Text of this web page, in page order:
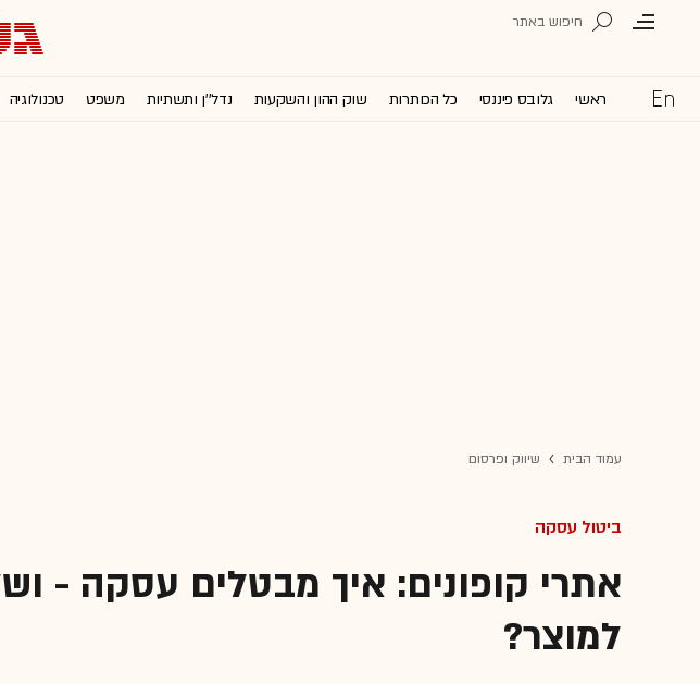
ראשי גלובס פיננסי כל הכותרות שוק ההון והשקעות נדל''ן ותשתיות משפט טכנולוגיה
עמוד הבית שיווק ופרסום
ביטול עסקה
אתרי קופונים: איך מבטלים עסקה -
למוצר?